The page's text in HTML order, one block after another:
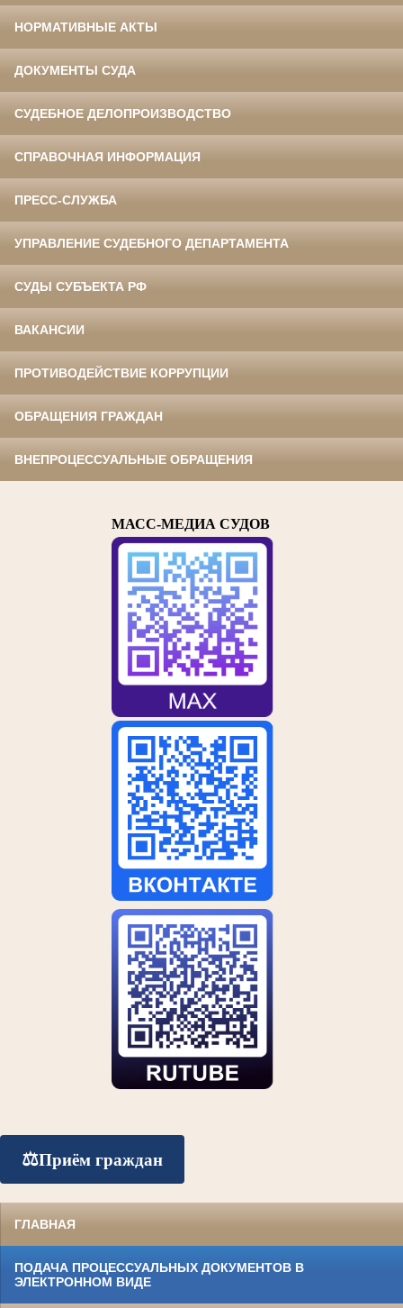
НОРМАТИВНЫЕ АКТЫ
ДОКУМЕНТЫ СУДА
СУДЕБНОЕ ДЕЛОПРОИЗВОДСТВО
СПРАВОЧНАЯ ИНФОРМАЦИЯ
ПРЕСС-СЛУЖБА
УПРАВЛЕНИЕ СУДЕБНОГО ДЕПАРТАМЕНТА
СУДЫ СУБЪЕКТА РФ
ВАКАНСИИ
ПРОТИВОДЕЙСТВИЕ КОРРУПЦИИ
ОБРАЩЕНИЯ ГРАЖДАН
ВНЕПРОЦЕССУАЛЬНЫЕ ОБРАЩЕНИЯ
МАСС-МЕДИА СУДОВ
⚖️Приём граждан
ГЛАВНАЯ
ПОДАЧА ПРОЦЕССУАЛЬНЫХ ДОКУМЕНТОВ В
ЭЛЕКТРОННОМ ВИДЕ